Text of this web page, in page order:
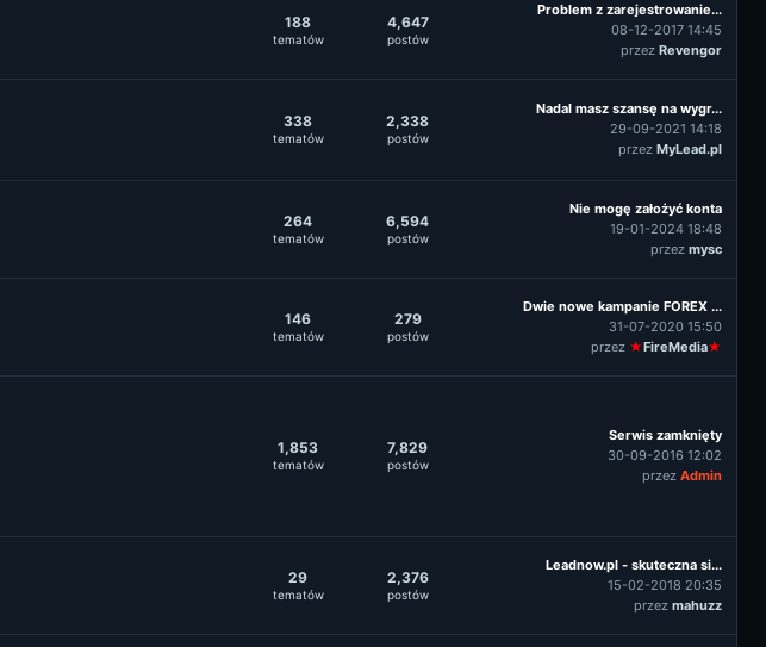
188
tematów
4,647
postów
Problem z zarejestrowanie...
08-12-2017 14:45
przez Revengor
338
tematów
2,338
postów
Nadal masz szansę na wygr...
29-09-2021 14:18
przez MyLead.pl
264
tematów
6,594
postów
Nie mogę założyć konta
19-01-2024 18:48
przez mysc
146
tematów
279
postów
Dwie nowe kampanie FOREX ...
31-07-2020 15:50
przez ★FireMedia★
1,853
tematów
7,829
postów
Serwis zamknięty
30-09-2016 12:02
przez Admin
29
tematów
2,376
postów
Leadnow.pl - skuteczna si...
15-02-2018 20:35
przez mahuzz